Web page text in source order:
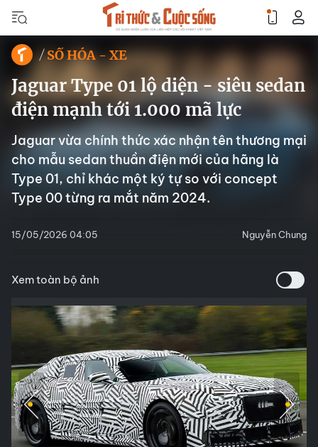
SỐ HÓA - XE
Jaguar Type 01 lộ diện - siêu sedan
điện mạnh tới 1.000 mã lực
Jaguar vừa chính thức xác nhận tên thương mại
cho mẫu sedan thuần điện mới của hãng là
Type 01, chỉ khác một ký tự so với concept
Type 00 từng ra mắt năm 2024.
15/05/2026 04:05 Nguyễn Chung
Xem toàn bộ ảnh